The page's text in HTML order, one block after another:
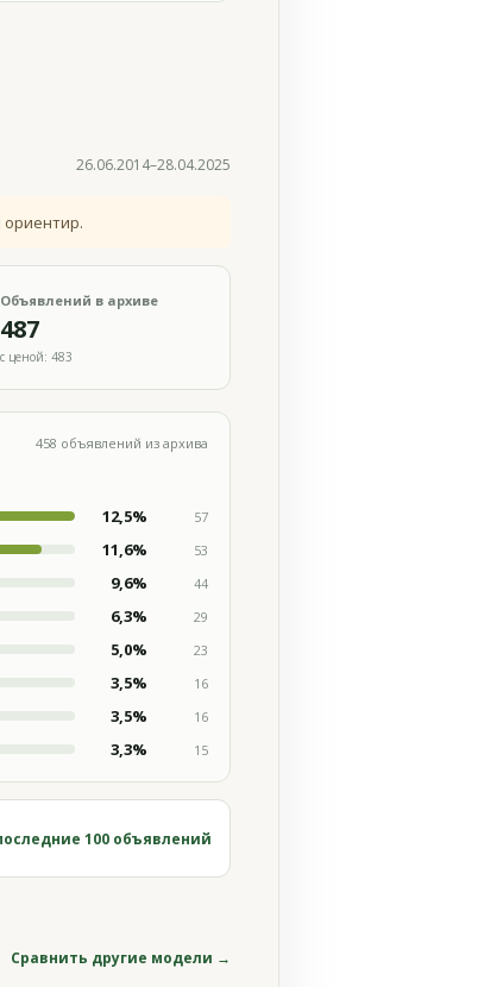
26.06.2014–28.04.2025
ориентир.
Объявлений в архиве
487
с ценой: 483
458 объявлений из архива
12,5%
57
11,6%
53
9,6%
44
6,3%
29
5,0%
23
3,5%
16
3,5%
16
3,3% 15
100 объявлений
Сравнить другие модели →